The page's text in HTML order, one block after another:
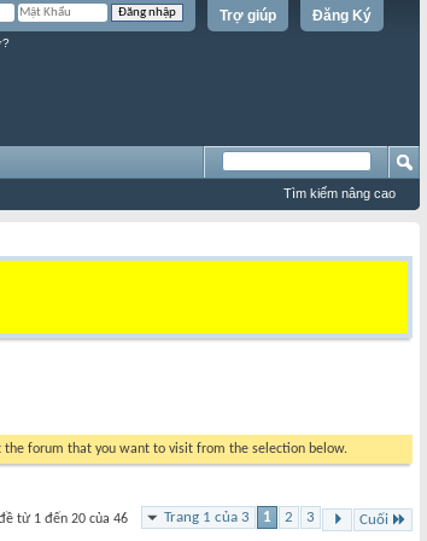
Đăng Ký
Trợ giúp
Tìm kiếm nâng cao
the forum that you want to visit from the selection below.
Trang 1 của 3 1 2 3 Cuối
từ 1 đến 20 của 46